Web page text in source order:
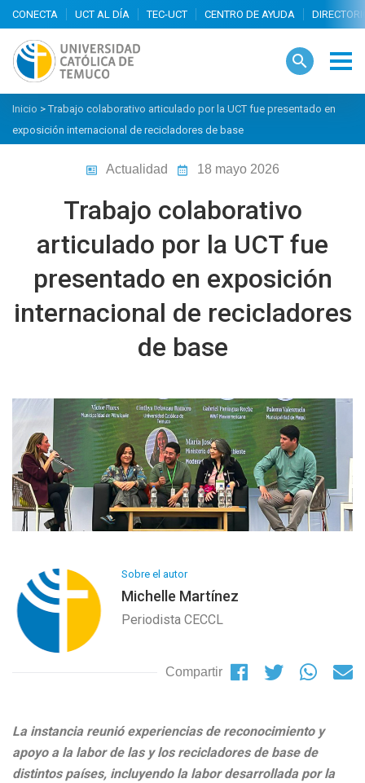
search
Inicio >Trabajo colaborativo articulado por la UCT fue presentado en
exposición internacional de recicladores de base
Actualidad 18 mayo 2026
Trabajo colaborativo
articulado por la UCT fue
presentado en exposición
internacional de recicladores
de base
Sobre el autor
Michelle Martínez
Periodista CECCL
Compartir
La instancia reunió experiencias de reconocimiento y
apoyo a la labor de las y los recicladores de base de
distintos países, incluyendo la labor desarrollada por la